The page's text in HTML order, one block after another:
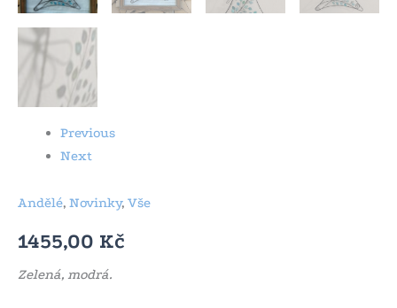
Previous
Next
Andělé, Novinky, Vše
1455,00 Kč
Zelená, modrá.